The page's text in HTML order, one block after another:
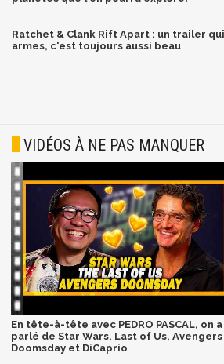
Ratchet & Clank Rift Apart : un trailer
armes, c'est toujours aussi beau
VIDÉOS À NE PAS MANQUER
En tête-à-tête avec PEDRO PASCAL, on a
parlé de Star Wars, Last of Us, Avengers
Doomsday et DiCaprio